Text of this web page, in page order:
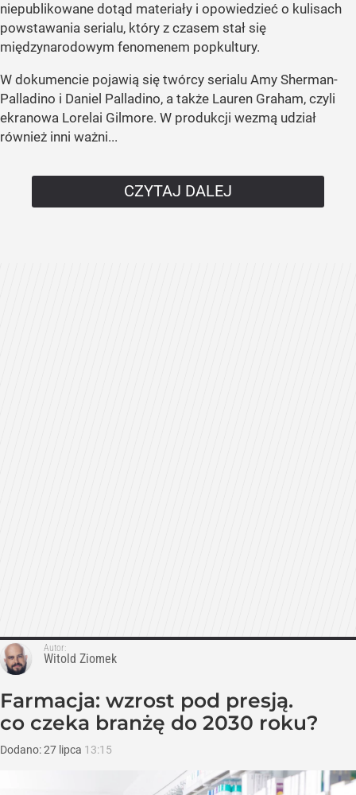
niepublikowane dotąd materiały i opowiedzieć o kulisach
powstawania serialu, który z czasem stał się
międzynarodowym fenomenem popkultury.
W dokumencie pojawią się twórcy serialu Amy Sherman-
Palladino i Daniel Palladino, a także Lauren Graham, czyli
ekranowa Lorelai Gilmore. W produkcji wezmą udział
również inni ważni...
CZYTAJ DALEJ
Autor:
Witold Ziomek
Farmacja: wzrost pod presją.
co czeka branżę do 2030 roku?
Dodano:27 lipca 13:15